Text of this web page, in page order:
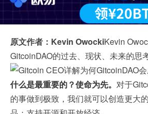
原文作者：Kevin OwockiKevin
GitcoinDAO的过去、现状、未来的思考
什么是最重要的？使命为先。 对于
的事做到极致，我们就可以创造更大